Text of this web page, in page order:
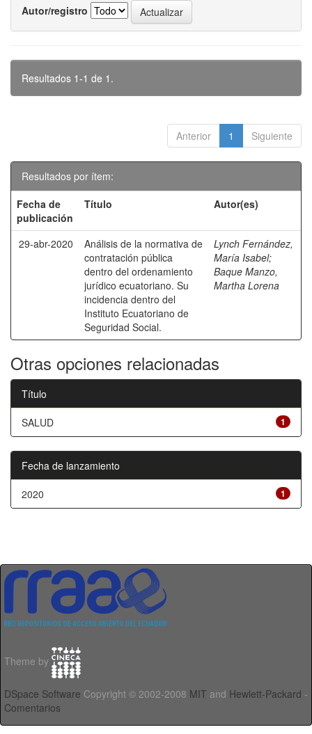
Autor/registro
Resultados 1-1 de 1.
Anterior 1 Siguiente
Resultados por ítem:
Fecha de
publicación
Título Autor(es)
29-abr-2020
Análisis de la normativa de
contratación pública
dentro del ordenamiento
jurídico ecuatoriano. Su
incidencia dentro del
Instituto Ecuatoriano de
Seguridad Social.
Lynch Fernández,
María Isabel;
Baque Manzo,
Martha Lorena
Otras opciones relacionadas
Título
1
SALUD
Fecha de lanzamiento
1
2020
Theme by
DSpace Software Copyright © 2002-2008 MIT and Hewlett-Packard -
Comentarios